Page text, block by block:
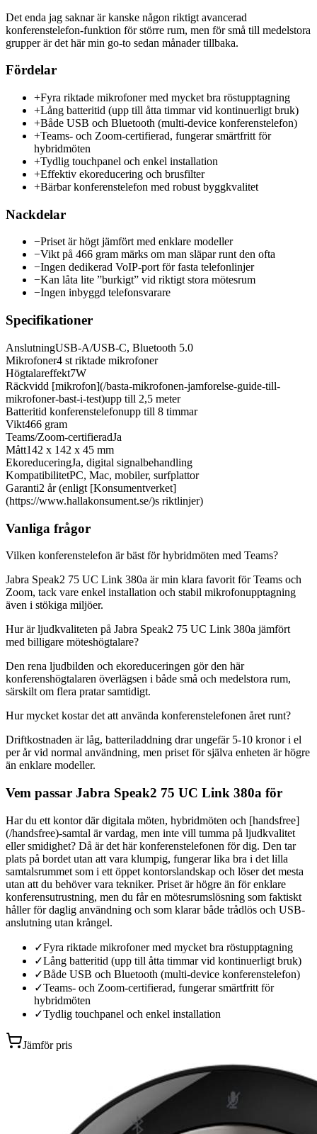
Det enda jag saknar är kanske någon riktigt avancerad
konferenstelefon-funktion för större rum, men för små till medelstora
grupper är det här min go-to sedan månader tillbaka.
Fördelar
+Fyra riktade mikrofoner med mycket bra röstupptagning
+Lång batteritid (upp till åtta timmar vid kontinuerligt bruk)
+Både USB och Bluetooth (multi-device konferenstelefon)
+Teams- och Zoom-certifierad, fungerar smärtfritt för
hybridmöten
+Tydlig touchpanel och enkel installation
+Effektiv ekoreducering och brusfilter
+Bärbar konferenstelefon med robust byggkvalitet
Nackdelar
−Priset är högt jämfört med enklare modeller
−Vikt på 466 gram märks om man släpar runt den ofta
−Ingen dedikerad VoIP-port för fasta telefonlinjer
−Kan låta lite ”burkigt” vid riktigt stora mötesrum
−Ingen inbyggd telefonsvarare
Specifikationer
AnslutningUSB-A/USB-C, Bluetooth 5.0
Mikrofoner4 st riktade mikrofoner
Högtalareffekt7W
Räckvidd [mikrofon](/basta-mikrofonen-jamforelse-guide-till-
mikrofoner-bast-i-test)upp till 2,5 meter
Batteritid konferenstelefonupp till 8 timmar
Vikt466 gram
Teams/Zoom-certifieradJa
Mått142 x 142 x 45 mm
EkoreduceringJa, digital signalbehandling
KompatibilitetPC, Mac, mobiler, surfplattor
Garanti2 år (enligt [Konsumentverket]
(https://www.hallakonsument.se/)s riktlinjer)
Vanliga frågor
Vilken konferenstelefon är bäst för hybridmöten med Teams?
Jabra Speak2 75 UC Link 380a är min klara favorit för Teams och
Zoom, tack vare enkel installation och stabil mikrofonupptagning
även i stökiga miljöer.
Hur är ljudkvaliteten på Jabra Speak2 75 UC Link 380a jämfört
med billigare möteshögtalare?
Den rena ljudbilden och ekoreduceringen gör den här
konferenshögtalaren överlägsen i både små och medelstora rum,
särskilt om flera pratar samtidigt.
Hur mycket kostar det att använda konferenstelefonen året runt?
Driftkostnaden är låg, batteriladdning drar ungefär 5-10 kronor i el
per år vid normal användning, men priset för själva enheten är högre
än enklare modeller.
Vem passar Jabra Speak2 75 UC Link 380a för
Har du ett kontor där digitala möten, hybridmöten och [handsfree]
(/handsfree)-samtal är vardag, men inte vill tumma på ljudkvalitet
eller smidighet? Då är det här konferenstelefonen för dig. Den tar
plats på bordet utan att vara klumpig, fungerar lika bra i det lilla
samtalsrummet som i ett öppet kontorslandskap och löser det mesta
utan att du behöver vara tekniker. Priset är högre än för enklare
konferensutrustning, men du får en mötesrumslösning som faktiskt
håller för daglig användning och som klarar både trådlös och USB-
anslutning utan krångel.
✓Fyra riktade mikrofoner med mycket bra röstupptagning
✓Lång batteritid (upp till åtta timmar vid kontinuerligt bruk)
✓Både USB och Bluetooth (multi-device konferenstelefon)
✓Teams- och Zoom-certifierad, fungerar smärtfritt för
hybridmöten
✓Tydlig touchpanel och enkel installation
Jämför pris